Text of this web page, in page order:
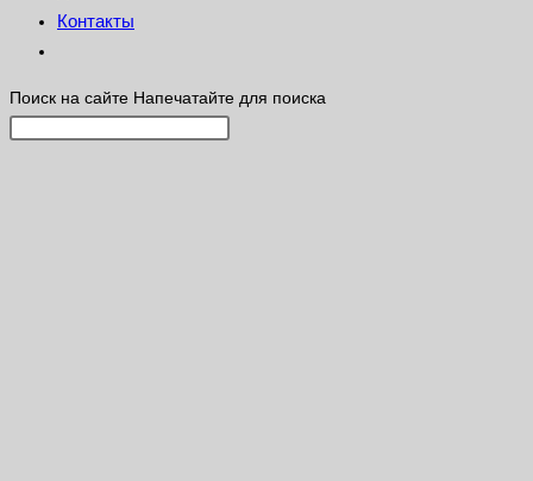
Контакты
Поиск на сайте Напечатайте для поиска